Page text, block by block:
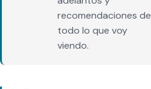
recomendaciones de
todo lo que voy
viendo.